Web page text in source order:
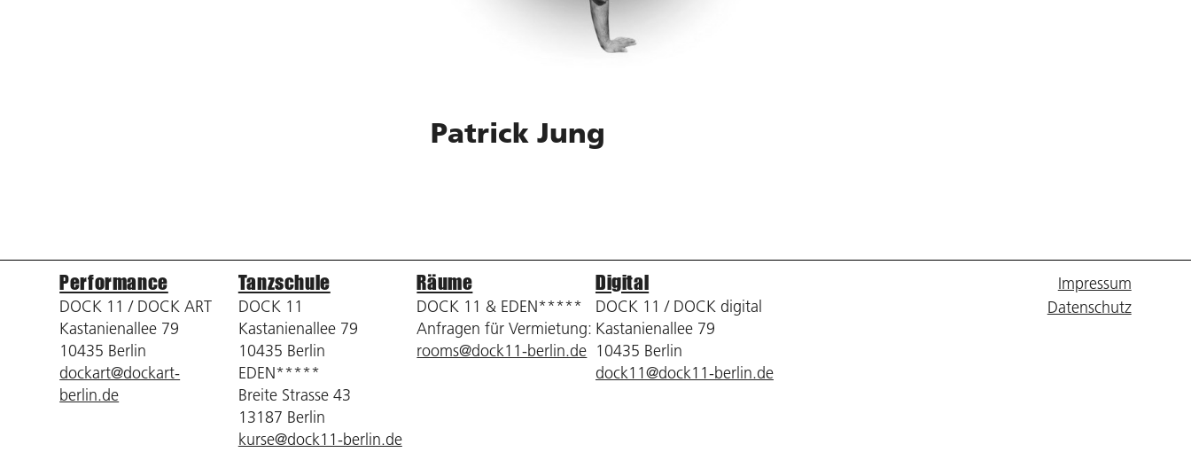
Patrick Jung
Performance
DOCK 11 / DOCK ART
Kastanienallee 79
10435 Berlin
dockart@dockart-
berlin.de
Tanzschule
DOCK 11
Kastanienallee 79
10435 Berlin
EDEN*****
Breite Strasse 43
13187 Berlin
kurse@dock11-berlin.de
Räume
DOCK 11 & EDEN*****
Anfragen für Vermietung:
rooms@dock11-berlin.de
Digital
DOCK 11 / DOCK digital
Kastanienallee 79
10435 Berlin
dock11@dock11-berlin.de
Impressum
Datenschutz